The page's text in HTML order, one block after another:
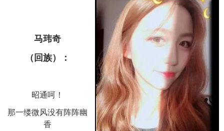
马玮奇
（回族）：
昭通呵！
那一缕微风没有阵阵幽
香